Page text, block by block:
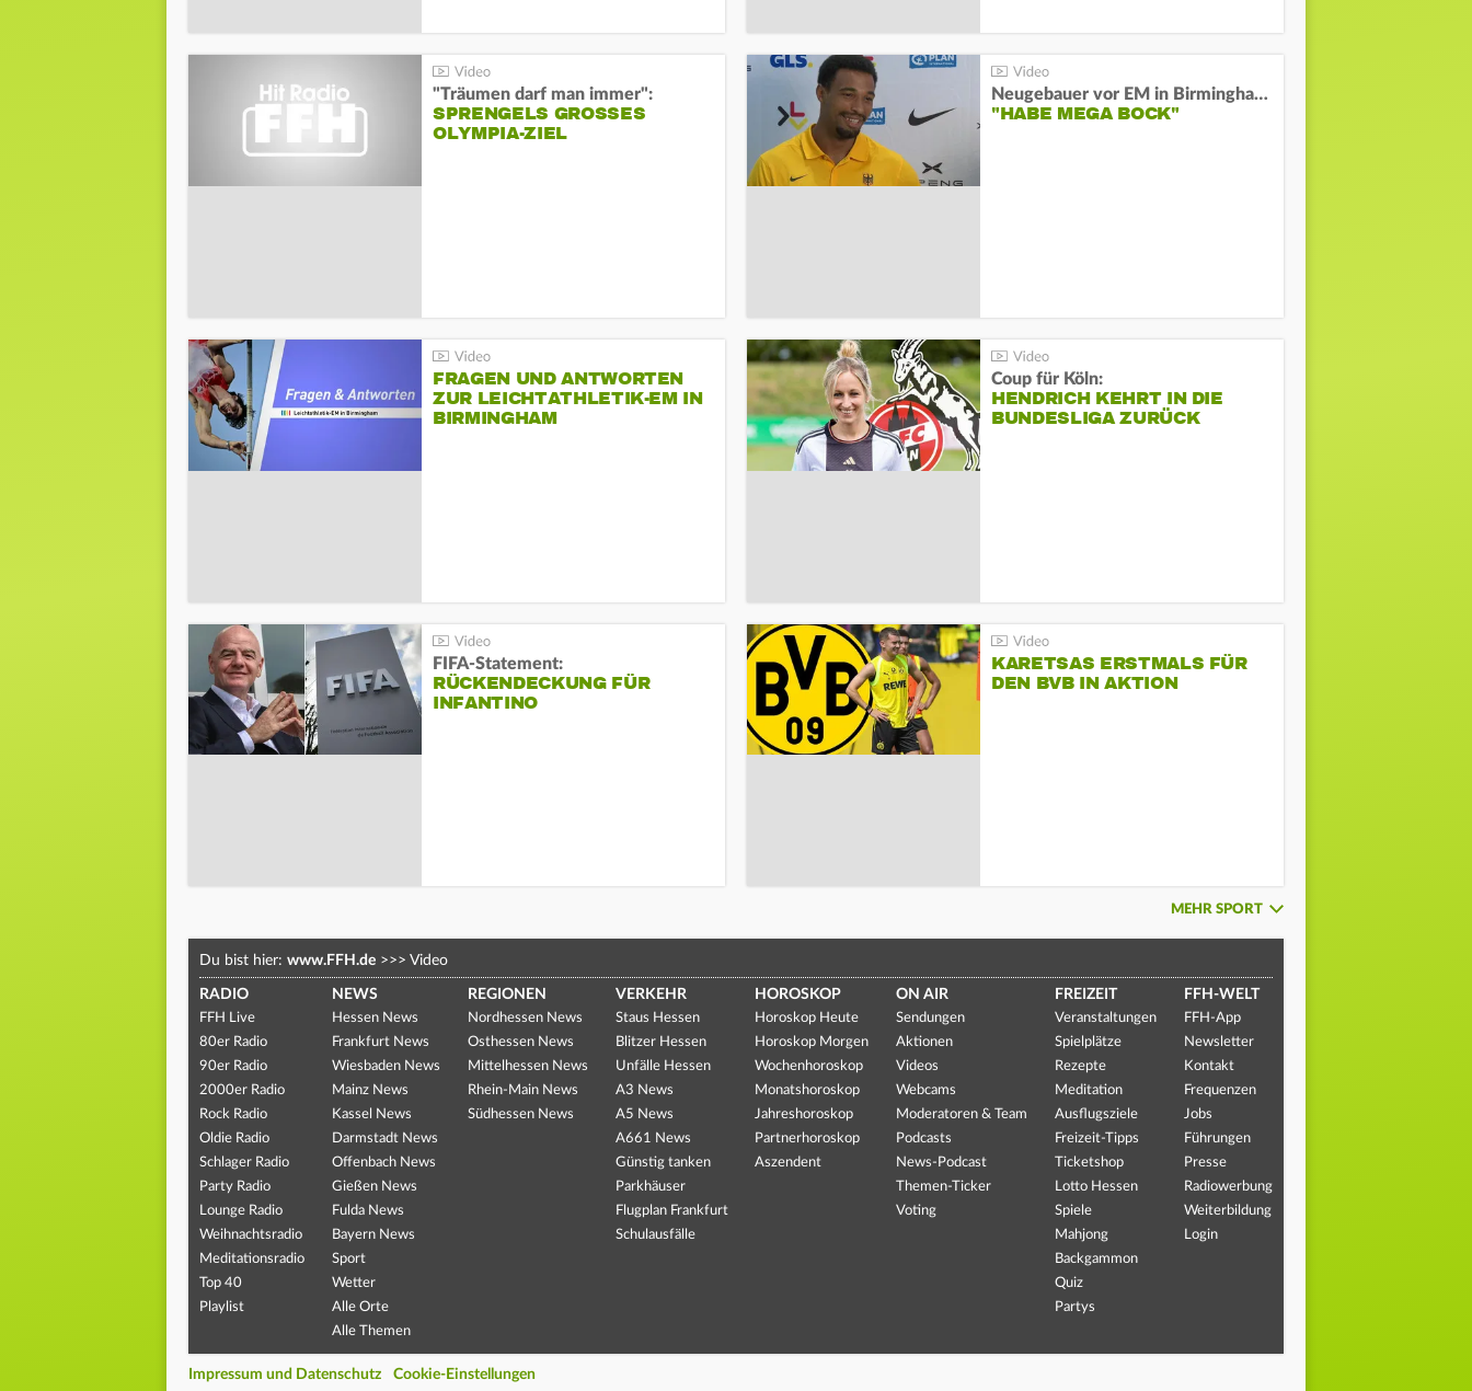
"Träumen darf man immer":
SPRENGELS GROSSES O
LYMPIA-ZIEL
Neugebauer vor EM in Birmingham:
"HABE MEGA BOCK"
FRAGEN UND ANTWORTEN
ZUR LEICHTATHLETIK-EM IN
BIRMINGHAM
Coup für Köln:
HENDRICH KEHRT IN DIE
BUNDESLIGA ZURÜCK
FIFA-Statement:
RÜCKENDECKUNG FÜR
INFANTINO
KARETSAS ERSTMALS FÜR
DEN BVB IN AKTION
MEHR SPORT
Du bist hier: www.FFH.de >>> Video
RADIO
FFH Live
80er Radio
90er Radio
2000er Radio
Rock Radio
Oldie Radio
Schlager Radio
Party Radio
Lounge Radio
Weihnachtsradio
Meditationsradio
Top 40
Playlist
NEWS
Hessen News
Frankfurt News
Wiesbaden News
Mainz News
Kassel News
Darmstadt News
Offenbach News
Gießen News
Fulda News
Bayern News
Sport
Wetter
Alle Orte
Alle Themen
REGIONEN
Nordhessen News
Osthessen News
Mittelhessen News
Rhein-Main News
Südhessen News
VERKEHR
Staus Hessen
Blitzer Hessen
Unfälle Hessen
A3 News
A5 News
A661 News
Günstig tanken
Parkhäuser
Flugplan Frankfurt
Schulausfälle
HOROSKOP
Horoskop Heute
Horoskop Morgen
Wochenhoroskop
Monatshoroskop
Jahreshoroskop
Partnerhoroskop
Aszendent
ON AIR
Sendungen
Aktionen
Videos
Webcams
Moderatoren & Team
Podcasts
News-Podcast
Themen-Ticker
Voting
FREIZEIT
Veranstaltungen
Spielplätze
Rezepte
Meditation
Ausflugsziele
Freizeit-Tipps
Ticketshop
Lotto Hessen
Spiele
Mahjong
Backgammon
Quiz
Partys
FFH-WELT
FFH-App
Newsletter
Kontakt
Frequenzen
Jobs
Führungen
Presse
Radiowerbung
Weiterbildung
Login
Impressum und Datenschutz Cookie-Einstellungen